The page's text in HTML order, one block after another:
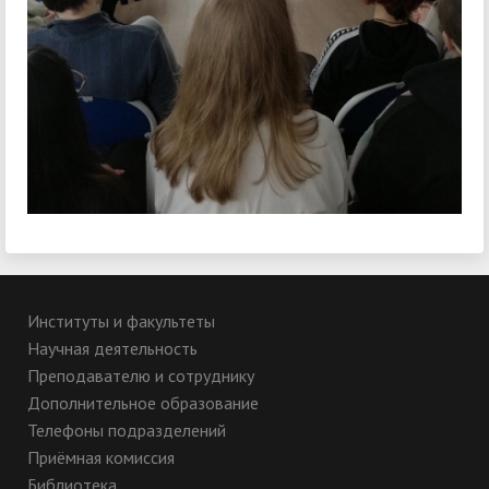
Институты и факультеты
Научная деятельность
Преподавателю и сотруднику
Дополнительное образование
Телефоны подразделений
Приёмная комиссия